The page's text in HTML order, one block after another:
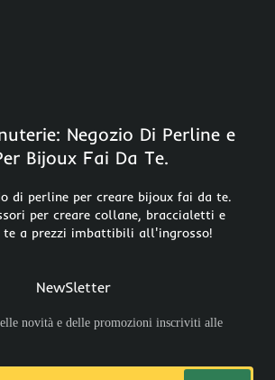
Negozio Di Perline e
Bijoux Fai Da Te.
di perline per creare bijoux fai da te.
per creare collane, braccialetti e
te a prezzi imbattibili all'ingrosso!
NewSletter
novità e delle promozioni inscriviti alle